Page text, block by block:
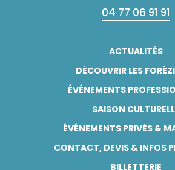
04 77 06 91 91
ACTUALITÉS
DÉCOUVRIR LES
ÉVÉNEMENTS
SAISON
ÉVÉNEMENTS PRIVÉS &
CONTACT, DEVIS & INFOS
BILLETTERIE